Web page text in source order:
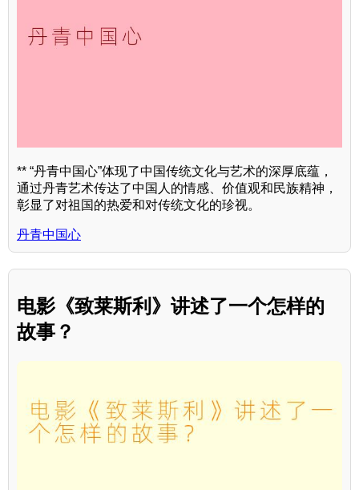
** “丹青中国心”体现了中国传统文化与艺术的深厚底蕴，
通过丹青艺术传达了中国人的情感、价值观和民族精神，
彰显了对祖国的热爱和对传统文化的珍视。
丹青中国心
电影《致莱斯利》讲述了一个怎样的
故事？